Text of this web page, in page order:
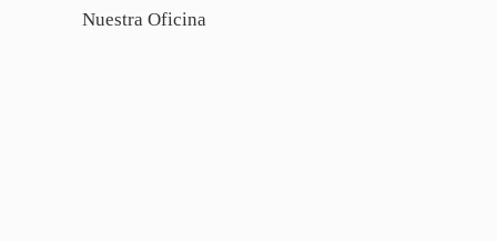
Nuestra Oficina